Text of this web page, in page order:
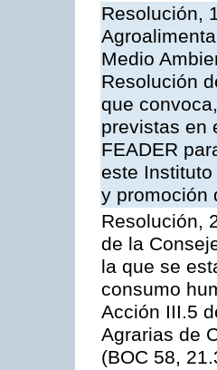
Resolución,
Medio
Resolución
que
previstas en
FEADER
este
y promoción
Resolución,
de la
la que se
consumo
Acción III.5
Agrarias de
(BOC 58,